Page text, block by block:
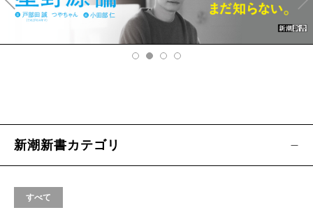
v
Ne
xt
新潮新書カテゴリ
すべて